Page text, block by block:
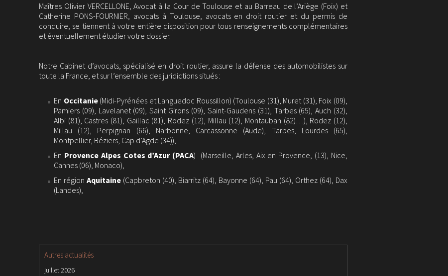
Maîtres Olivier VERCELLONE, Avocat à la Cour de Toulouse et au Barreau de l’Ariège (Foix) et
Catherine PONS-FOURNIER, avocats à Toulouse, avocats en droit routier et du permis de
conduire, se tiennent à votre entière disposition pour tous renseignements complémentaires
et éventuellement étudier votre dossier.
Notre Cabinet d’avocats, spécialisé en droit routier, assure la défense des automobilistes sur
toute la France, et sur l’ensemble des juridictions situés :
En Occitanie(Midi-Pyrénées et Languedoc Roussillon) (Toulouse (31), Muret (31), Foix (09),
Pamiers (09), Lavelanet (09), Saint Girons (09), Saint-Gaudens (31), Tarbes (65), Auch (32),
Albi (81), Castres (81), Gaillac (81), Rodez (12), Millau (12), Montauban (82)…), Rodez (12),
Millau (12), Perpignan (66), Narbonne, Carcassonne (Aude), Tarbes, Lourdes (65),
Montpellier, Béziers, Cap d’Agde (34)),
En Provence Alpes Cotes d’Azur (PACA) (Marseille, Arles, Aix en Provence, (13), Nice,
Cannes (06), Monaco),
En région Aquitaine (Capbreton (40), Biarritz (64), Bayonne (64), Pau (64), Orthez (64), Dax
(Landes),
Autres actualités
juillet 2026